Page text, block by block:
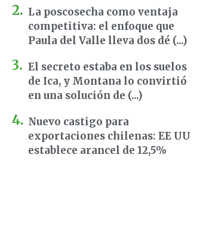
La poscosecha como ventaja
competitiva: el enfoque que
Paula del Valle lleva dos dé (...)
El secreto estaba en los suelos
de Ica, y Montana lo convirtió
en una solución de (...)
Nuevo castigo para
exportaciones chilenas: EE UU
establece arancel de 12,5%